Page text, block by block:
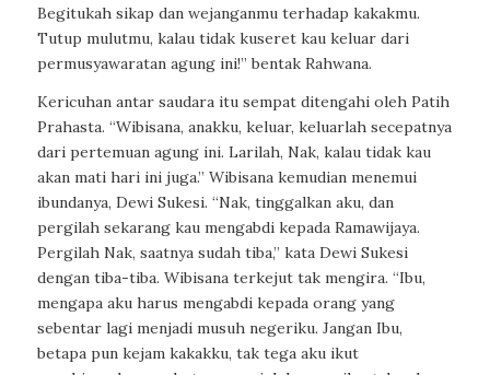
Begitukah sikap dan wejanganmu terhadap kakakmu.
Tutup mulutmu, kalau tidak kuseret kau keluar dari
permusyawaratan agung ini!” bentak Rahwana.
Kericuhan antar saudara itu sempat ditengahi oleh Patih
Prahasta. “Wibisana, anakku, keluar, keluarlah secepatnya
dari pertemuan agung ini. Larilah, Nak, kalau tidak kau
akan mati hari ini juga.” Wibisana kemudian menemui
ibundanya, Dewi Sukesi. “Nak, tinggalkan aku, dan
pergilah sekarang kau mengabdi kepada Ramawijaya.
Pergilah Nak, saatnya sudah tiba,” kata Dewi Sukesi
dengan tiba-tiba. Wibisana terkejut tak mengira. “Ibu,
mengapa aku harus mengabdi kepada orang yang
sebentar lagi menjadi musuh negeriku. Jangan Ibu,
betapa pun kejam kakakku, tak tega aku ikut